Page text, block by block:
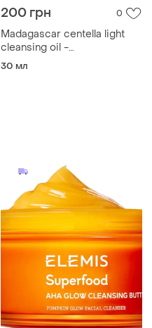
200 грн 0
Madagascar centella light
cleansing oil -
гидрофильное масло с
30 мл